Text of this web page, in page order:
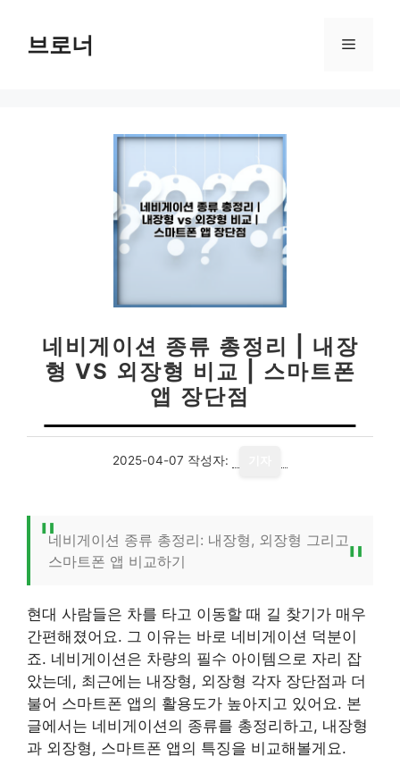
브로너 메
네비게이션 종류 총정리 | 내장
형 VS 외장형 비교 | 스마트폰
앱 장단점
2025-04-07 작성자:
네비게이션 종류 총정리: 내장형, 외장형 그리고
스마트폰 앱 비교하기
현대 사람들은 차를 타고 이동할 때 길 찾기가 매우
간편해졌어요. 그 이유는 바로 네비게이션 덕분이
죠. 네비게이션은 차량의 필수 아이템으로 자리 잡
았는데, 최근에는 내장형, 외장형 각자 장단점과 더
불어 스마트폰 앱의 활용도가 높아지고 있어요. 본
글에서는 네비게이션의 종류를 총정리하고, 내장형
과 외장형, 스마트폰 앱의 특징을 비교해볼게요.